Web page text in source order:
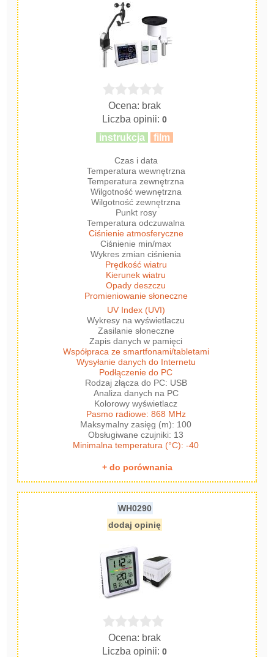
Ocena: brak
Liczba opinii:0
instrukcja film
Czas i data
Temperatura wewnętrzna
Temperatura zewnętrzna
Wilgotność wewnętrzna
Wilgotność zewnętrzna
Punkt rosy
Temperatura odczuwalna
Ciśnienie atmosferyczne
Ciśnienie min/max
Wykres zmian ciśnienia
Prędkość wiatru
Kierunek wiatru
Opady deszczu
Promieniowanie słoneczne
UV Index (UVI)
Wykresy na wyświetlaczu
Zasilanie słoneczne
Zapis danych w pamięci
Współpraca ze smartfonami/tabletami
Wysyłanie danych do Internetu
Podłączenie do PC
Rodzaj złącza do PC: USB
Analiza danych na PC
Kolorowy wyświetlacz
Pasmo radiowe: 868 MHz
Maksymalny zasięg (m): 100
Obsługiwane czujniki: 13
Minimalna temperatura (°C): -40
+ do porównania
WH0290
dodaj opinię
Ocena: brak
Liczba opinii:0